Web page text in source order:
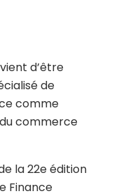
d’être
de
comme
commerce
la 22e édition
Finance